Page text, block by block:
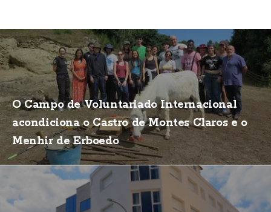
O Campo de Voluntariado Internacional
acondiciona o Castro de Montes Claros e o
Menhir de Erboedo